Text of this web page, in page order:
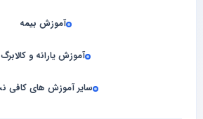
آموزش بیمه
آموزش یارانه و کالابرگ
سایر آموزش های کافی